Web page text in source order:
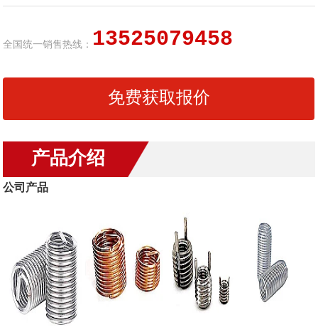
全国统一销售热线： 13525079458
免费获取报价
产品介绍
公司产品